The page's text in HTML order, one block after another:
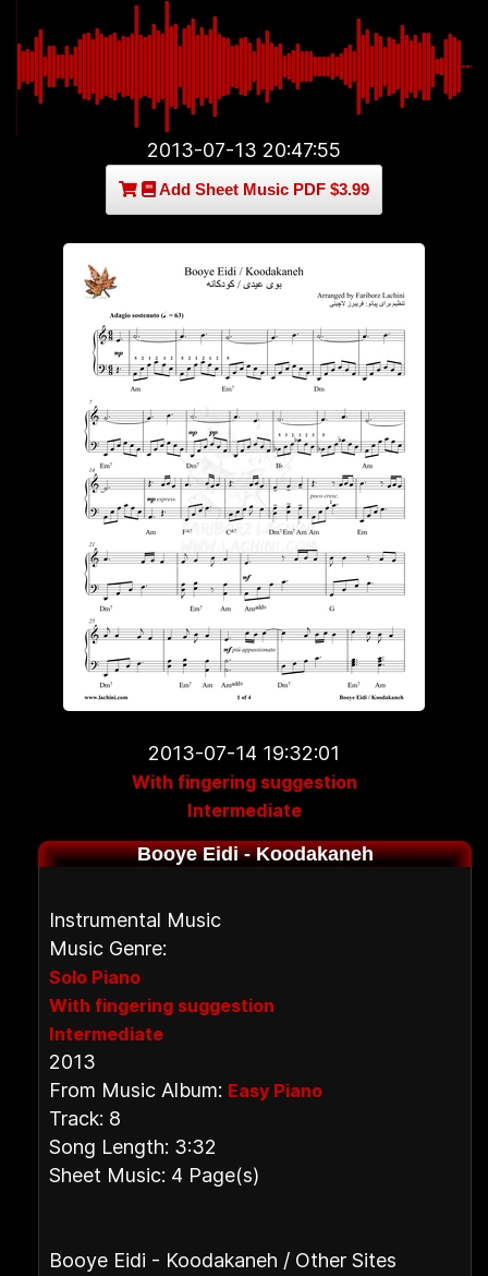
2013-07-13 20:47:55
Add Sheet Music PDF $3.99
2013-07-14 19:32:01
With fingering suggestion
Intermediate
Booye Eidi - Koodakaneh
Instrumental Music
Music Genre:
Solo Piano
With fingering suggestion
Intermediate
2013
From Music Album: Easy Piano
Track: 8
Song Length: 3:32
Sheet Music: 4 Page(s)
Booye Eidi - Koodakaneh / Other Sites